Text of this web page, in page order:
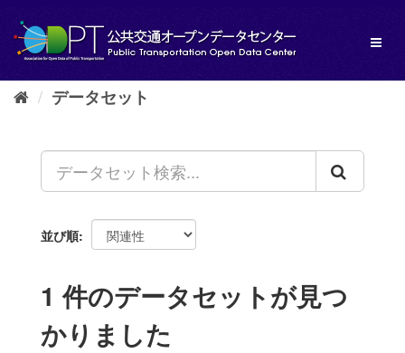
し
データセット
並び順
1 件のデータセットが見つ
かりました